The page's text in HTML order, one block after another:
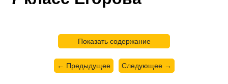
Показать содержание
← Предыдущее Следующее →